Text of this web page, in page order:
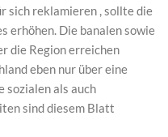
sich reklamieren , sollte die
erhöhen. Die banalen sowie
die Region erreichen
eben nur über eine
sozialen als auch
sind diesem Blatt